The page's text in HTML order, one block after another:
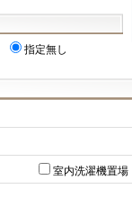
指定無し
室内洗濯機置場